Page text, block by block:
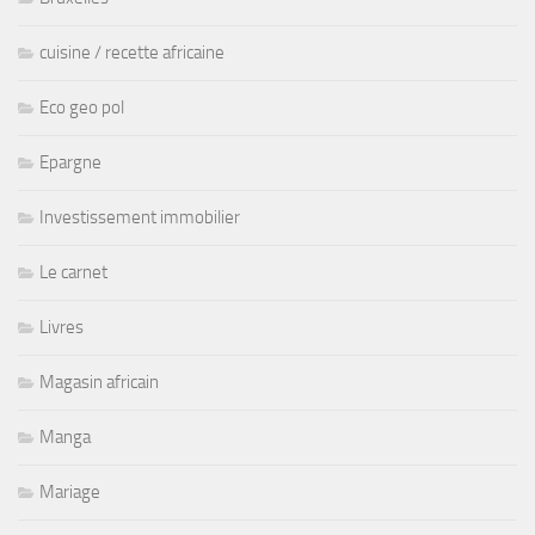
cuisine / recette africaine
Eco geo pol
Epargne
Investissement immobilier
Le carnet
Livres
Magasin africain
Manga
Mariage